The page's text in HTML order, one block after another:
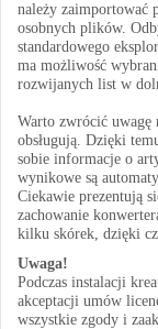
należy zaimportować
osobnych plików.
standardowego
ma możliwość
rozwijanych list w
Warto zwrócić
obsługują. Dzięki
sobie informacje o
wynikowe są
Ciekawie prezentują
zachowanie
kilku skórek, dzięki
Uwaga!
Podczas instalacji
akceptacji umów
wszystkie zgody i